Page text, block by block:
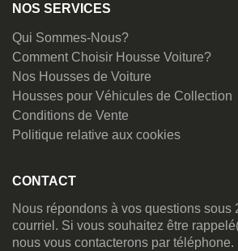
NOS SERVICES
Qui Sommes-Nous?
Comment Choisir Housse Voiture?
Nos Housses de Voiture
Housses pour Véhicules de Collection
Conditions de Vente
Politique relative aux cookies
CONTACT
Nous répondons à vos questions sous
courriel. Si vous souhaitez être
nous vous contacterons par téléphone.